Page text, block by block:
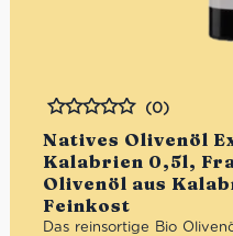
Natives Olivenöl
Kalabrien 0,5l,
Olivenöl aus
Feinkost
Bewertet
(0)
Das reinsortige Bio